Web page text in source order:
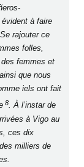
à faire
rajouter ce
folles,
femmes et
que nous
iels ont fait
8. À l’instar de
à Vigo au
ces dix
milliers de